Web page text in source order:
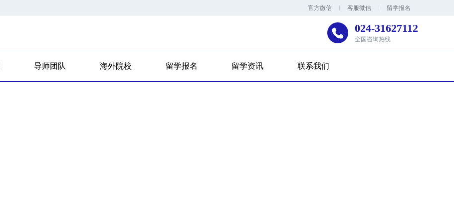
官方微信 客服微信 留学报名
024-31627112
全国咨询热线
导师团队 海外院校 留学报名 留学资讯 联系我们